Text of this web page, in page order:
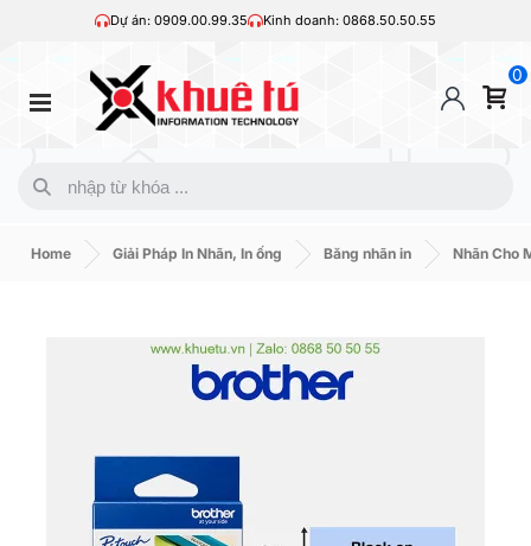
Dự án: 0909.00.99.35 Kinh doanh: 0868.50.50.55
0
Home Giải Pháp In Nhãn, In ống Băng nhãn in Nhãn Cho